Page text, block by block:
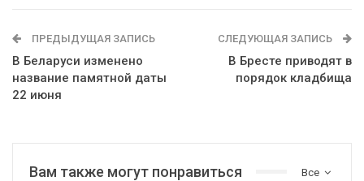
ПРЕДЫДУЩАЯ ЗАПИСЬ
В Беларуси изменено
название памятной даты
22 июня
СЛЕДУЮЩАЯ ЗАПИСЬ
В Бресте приводят в
порядок кладбища
Все
Вам также могут понравиться